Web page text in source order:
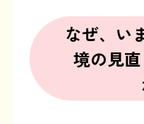
なぜ、い
境の見